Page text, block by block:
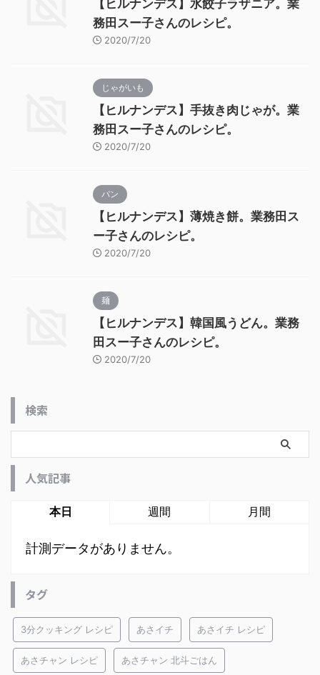
【ヒルナンデス】水餃子ラザニア。業
務田スー子さんのレシピ。
2020/7/20
じゃがいも
【ヒルナンデス】手抜き肉じゃが。業
務田スー子さんのレシピ。
2020/7/20
パン
【ヒルナンデス】薄焼き餅。業務田ス
ー子さんのレシピ。
2020/7/20
麺
【ヒルナンデス】韓国風うどん。業務
田スー子さんのレシピ。
2020/7/20
検索
人気記事
本日 週間 月間
計測データがありません。
タグ
3分クッキング レシピ あさイチ あさイチ レシピ
あさチャン レシピ あさチャン 北斗ごはん